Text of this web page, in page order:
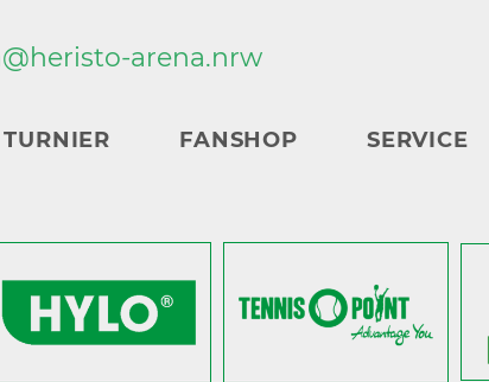
heristo-arena.nrw
TURNIER FANSHOP SERVICE